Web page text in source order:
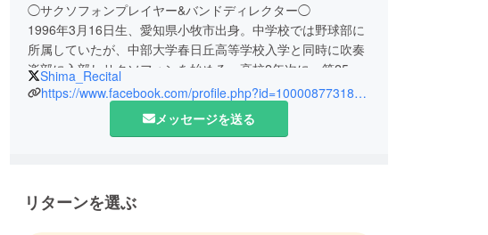
◯サクソフォンプレイヤー&バンドディレクター◯
1996年3月16日生、愛知県小牧市出身。中学校では野球部に
所属していたが、中部大学春日丘高等学校入学と同時に吹奏
楽部に入部しサクソフォンを始める。高校2年次に、第25回
中部日本個人重奏コンテスト個人の部東尾張大会に出場し、
第1位を獲得し、愛知県大会にて銀賞を獲得。高校卒業後、
名古屋芸術大学音楽学部演奏学科弦管打コース(現:芸術学部
楽部外部指導員(非常勤職員)に就任と同時に、名古屋市の部
Shima_Recital
https://www.facebook.com/profile.php?id=100008773186206
メッセージを送る
リターンを選ぶ